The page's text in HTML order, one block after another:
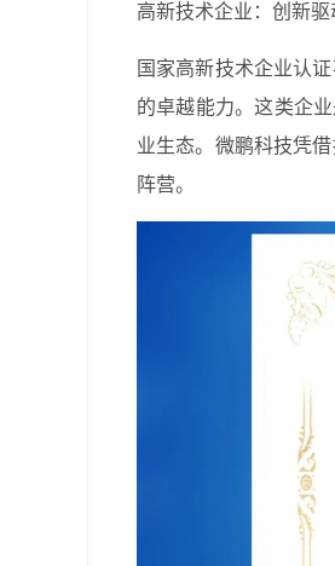
高新技术企业：创新
国家高新技术企业认
的卓越能力。这类企
业生态。微鹏科技凭
阵营。